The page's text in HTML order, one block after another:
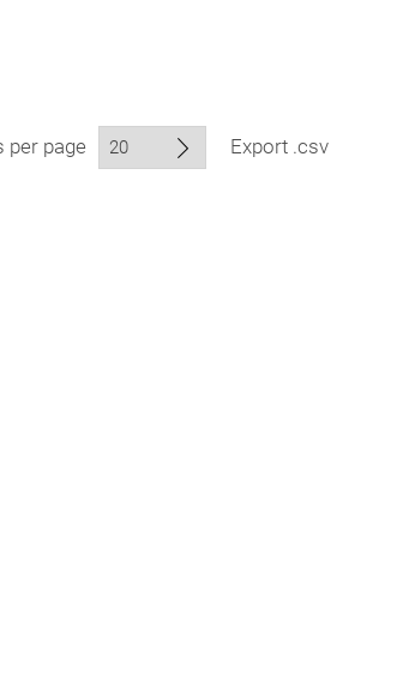
per page Export .csv